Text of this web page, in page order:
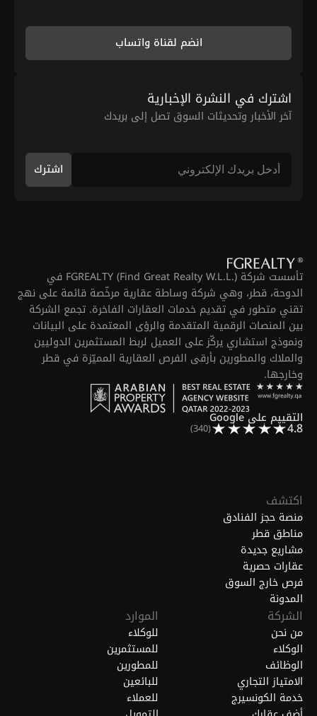
انضم لقناة واتساب
اشترك في النشرة الإخبارية
آخر الأخبار وتحديثات السوق تصل إلى بريدك
اشترك
تأسست شركة FGREALTY (Find Great Realty W.L.L.) في
الدوحة، قطر، وهي شركة وساطة عقارية مرخّصة قائمة على نهج
تقني متطور في تقديم خدمات العقارات الفاخرة. تجمع الشركة
بين المنصات الرقمية المتقدمة والرؤى المعتمدة على البيانات
ونموذج استشاري يركّز على العميل لربط المستثمرين الدوليين
والملاك والمطورين بأرقى الفرص العقارية المميّزة في قطر
وخارجها.
التقييم على Google
4.8
(340)
اكتشف
منصة حجز الفنادق
مناطق قطر
مشاريع جديدة
عقارات حصرية
فرص خارج السوق
المدونة
الشركة
من نحن
الوكلاء
الوظائف
الامتياز التجاري
خدمة الكونسيرج
الموارد
للوكلاء
للمستثمرين
للمطورين
للبائعين
للعملاء